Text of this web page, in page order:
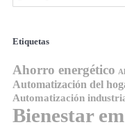
Etiquetas
Ahorro energético
Automatización del
Automatización
Bienestar